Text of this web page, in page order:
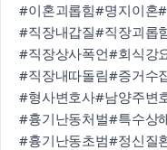
#이혼괴롭힘#명지이혼
#직장내갑질#직장괴롭
#직장상사폭언#회식강
#직장내따돌림#증거수
#형사변호사#남양주변
#흉기난동처벌#특수상
#흉기난동초범#정신질